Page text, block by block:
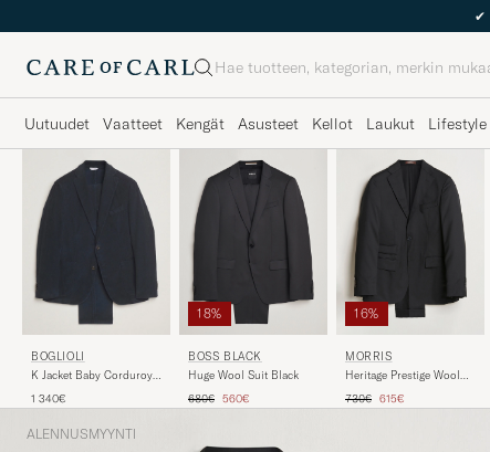
✔
Haku
Uutuudet Vaatteet Kengät Asusteet Kellot Laukut Lifestyle
BOGLIOLI
K Jacket Baby Corduroy
1 340€
18%
BOSS BLACK
Huge Wool Suit Black
Tavallinen hinta
680€ Alennettu hinta
560€
16%
MORRIS
Heritage Prestige Wool
Tavallinen hinta
730€ Alennettu hinta
615€
ALENNUSMYYNTI